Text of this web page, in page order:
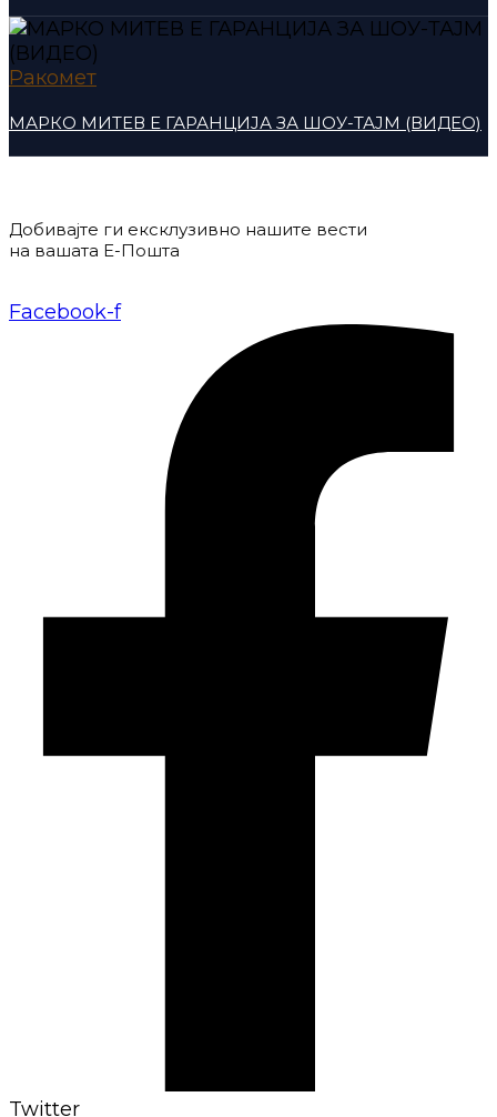
Ракомет
МАРКО МИТЕВ Е ГАРАНЦИЈА ЗА ШОУ-ТАЈМ (ВИДЕО)
Добивајте ги ексклузивно нашите вести
на вашата Е-Пошта
Facebook-f
Twitter